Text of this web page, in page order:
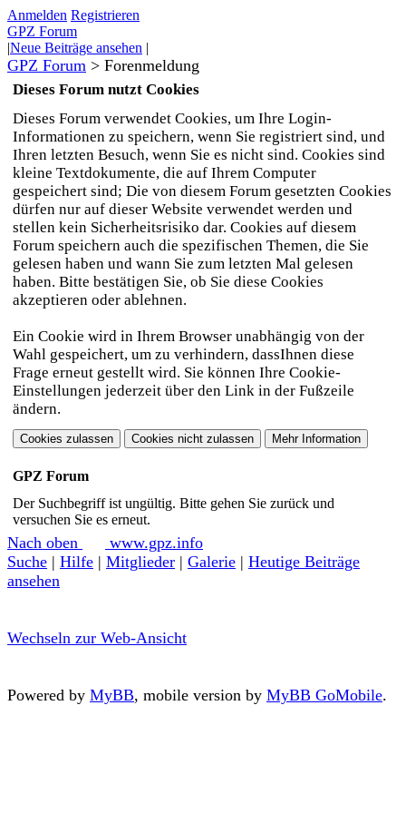
Anmelden Registrieren
GPZ Forum
|Neue Beiträge ansehen |
GPZ Forum > Forenmeldung
Dieses Forum nutzt Cookies
Dieses Forum verwendet Cookies, um Ihre Login-
Informationen zu speichern, wenn Sie registriert sind, und
Ihren letzten Besuch, wenn Sie es nicht sind. Cookies sind
kleine Textdokumente, die auf Ihrem Computer
gespeichert sind; Die von diesem Forum gesetzten Cookies
dürfen nur auf dieser Website verwendet werden und
stellen kein Sicherheitsrisiko dar. Cookies auf diesem
Forum speichern auch die spezifischen Themen, die Sie
gelesen haben und wann Sie zum letzten Mal gelesen
haben. Bitte bestätigen Sie, ob Sie diese Cookies
akzeptieren oder ablehnen.
Ein Cookie wird in Ihrem Browser unabhängig von der
Wahl gespeichert, um zu verhindern, dassIhnen diese
Frage erneut gestellt wird. Sie können Ihre Cookie-
Einstellungen jederzeit über den Link in der Fußzeile
ändern.
GPZ Forum
Der Suchbegriff ist ungültig. Bitte gehen Sie zurück und
versuchen Sie es erneut.
Nach oben
www.gpz.info
Suche | Hilfe | Mitglieder | Galerie | Heutige Beiträge
ansehen
Wechseln zur Web-Ansicht
Powered by MyBB, mobile version by MyBB GoMobile.